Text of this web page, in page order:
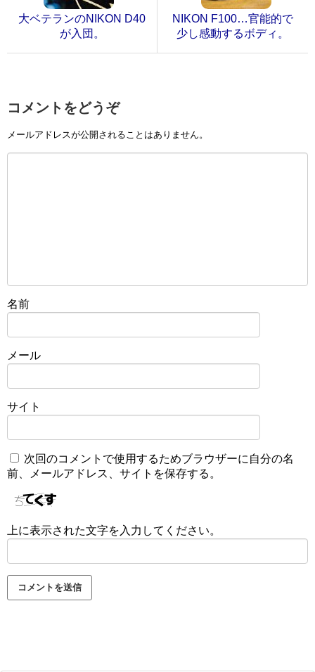
大ベテランのNIKON D40
が入団。
NIKON F100…官能的で
少し感動するボディ。
コメントをどうぞ
メールアドレスが公開されることはありません。
名前
メール
サイト
次回のコメントで使用するためブラウザーに自分の名
前、メールアドレス、サイトを保存する。
上に表示された文字を入力してください。